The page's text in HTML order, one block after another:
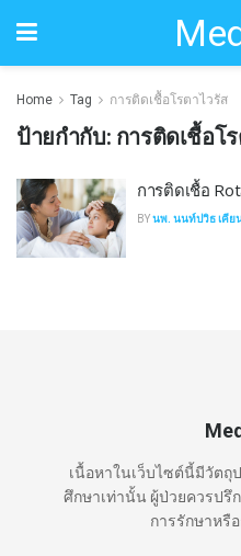
Home Tag การติดเชื้อโรตาไวรัส
ป้ายกำกับ: การติดเชื้อโ
การติดเชื้อ
BYนพ. นนท์ปวิธ เคีย
เนื้อหาในเว็บไซต์นี้มีวัตถุ
ศึกษาเท่านั้น ผู้ป่วยควรปรึ
การรักษาหรื